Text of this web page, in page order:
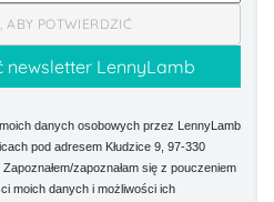
ABY POTWIERDZIĆ
danych osobowych przez LennyLamb
pod adresem Kłudzice 9, 97-330
zapoznałam się z pouczeniem
moich danych i możliwości ich